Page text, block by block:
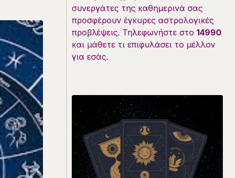
συνεργάτες της καθημερινά σας
προσφέρουν έγκυρες αστρολογικές
προβλέψεις. Τηλεφωνήστε στο 14990
και μάθετε τι επιφυλάσει το μέλλον
για εσάς.